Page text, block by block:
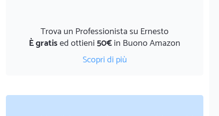
Trova un Professionista su Ernesto
È gratised ottieni50€in Buono Amazon
Scopri di più